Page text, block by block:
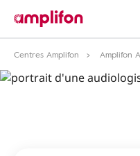
Centres Amplifon
Amplifon